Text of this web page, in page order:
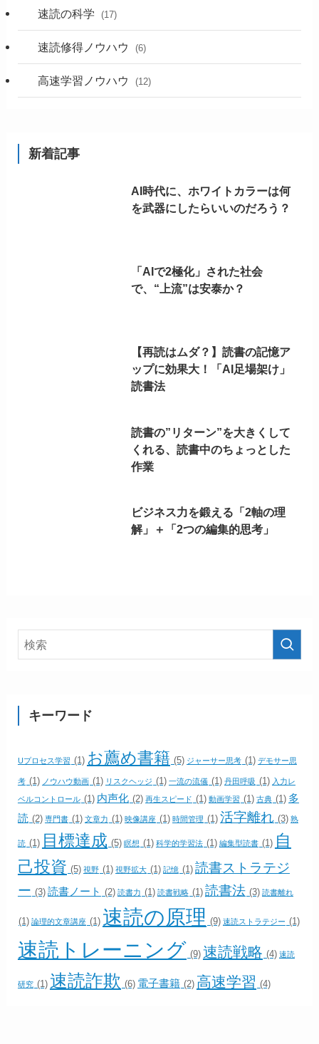
速読の科学 (17)
速読修得ノウハウ (6)
高速学習ノウハウ (12)
新着記事
AI時代に、ホワイトカラーは何
を武器にしたらいいのだろう？
「AIで2極化」された社会
で、“上流”は安泰か？
【再読はムダ？】読書の記憶ア
ップに効果大！「AI足場架け」
読書法
読書の”リターン”を大きくして
くれる、読書中のちょっとした
作業
ビジネス力を鍛える「2軸の理
解」＋「2つの編集的思考」
キーワード
Uプロセス学習 (1) お薦め書籍 (5) ジャーサー思考 (1) デモサー思
考 (1) ノウハウ動画 (1) リスクヘッジ (1) 一流の流儀 (1) 丹田呼吸 (1) 入力レ
ベルコントロール (1) 内声化 (2) 再生スピード (1) 動画学習 (1) 古典 (1) 多
読 (2) 専門書 (1) 文章力 (1) 映像講座 (1) 時間管理 (1) 活字離れ (3) 熟
読 (1) 目標達成 (5) 瞑想 (1) 科学的学習法 (1) 編集型読書 (1) 自
己投資 (5) 視野 (1) 視野拡大 (1) 記憶 (1) 読書ストラテジ
ー (3) 読書ノート (2) 読書力 (1) 読書戦略 (1) 読書法 (3) 読書離れ
(1) 論理的文章講座 (1) 速読の原理 (9) 速読ストラテジー (1)
速読トレーニング (9) 速読戦略 (4) 速読
研究 (1) 速読詐欺 (6) 電子書籍 (2) 高速学習 (4)